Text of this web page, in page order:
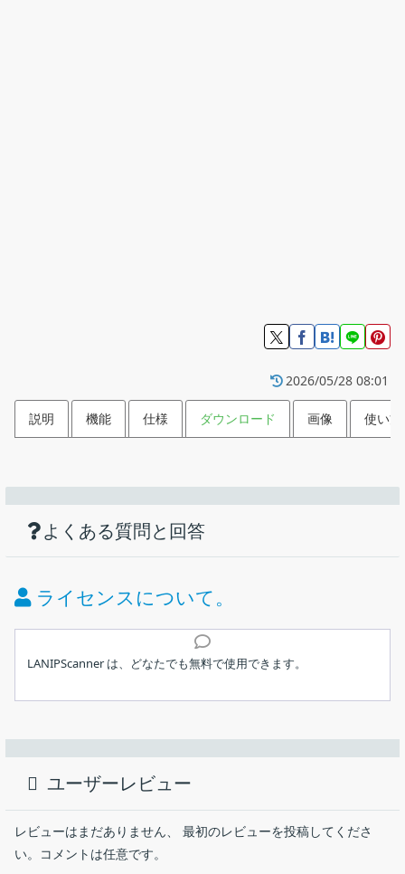
2026/05/28 08:01
説明 機能 仕様 ダウンロード 画像 使い方
ネットワークに接続されているすべてのコ
ンピューターとデバイスのリストを表示する
ツール
現在ネットワークに接続されているすべてのコンピューターとデ
バイスのリストを表示する Windows 用のシンプルなツール。IP
アドレス、MACアドレス、デバイス名、ワークグループ、デバイ
きます。
現在ネットワークに接続されているすべてのコンピューター
とデバイスのリストを表示する
表示されている内容をテキストファイル（TXT、JSON、
表示されている内容をクリップボードにコピー
価格：
メーカー：
使用言語： 英語
最終更新日： 2か月前 (2026/05/28)
ダウンロード数：
使い方
インストール
ダウンロードした ZIP ファイルを解凍し、
「LANIPScanner.exe」ファイルを実行するとアプリケーシ
ョンを使用できます。
よくある質問と回答
ライセンスについて。
LANIPScanner は、どなたでも無料で使用できます。
ユーザーレビュー
レビューはまだありません、 最初のレビューを投稿してくださ
い。コメントは任意です。